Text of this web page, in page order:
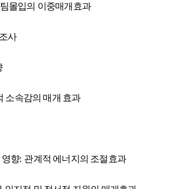
몰입의 이중매개효과
사
소속감의 매개 효과
영향: 관계적 에너지의 조절효과